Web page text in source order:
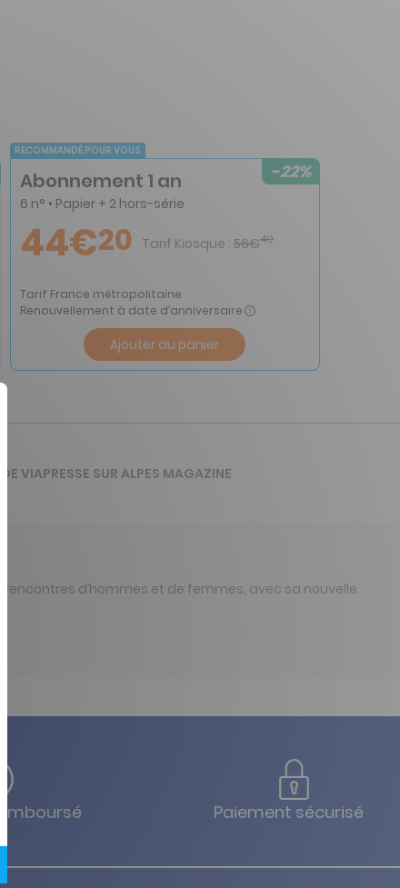
RECOMMANDÉ POUR VOUS
-22%
Abonnement 1 an
6 n° • Papier + 2 hors-série
44€20 Tarif Kiosque : 56€40
Tarif France métropolitaine
Renouvellement à date d’anniversaire
Ajouter au panier
d’hommes et de femmes, avec sa nouvelle
VIAPRESSE SUR ALPES MAGAZINE
Paiement sécurisé